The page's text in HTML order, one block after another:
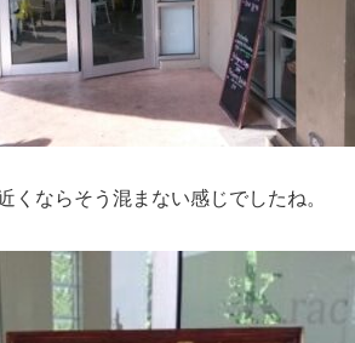
くならそう混まない感じでしたね。